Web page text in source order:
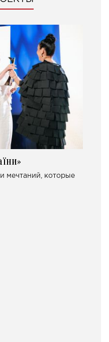
мечтаний, которые